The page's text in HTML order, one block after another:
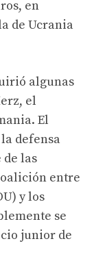
en
de Ucrania
algunas
el
El
defensa
las
entre
y los
se
junior de